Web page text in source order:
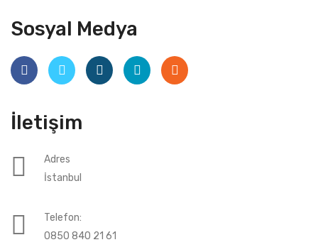
Sosyal Medya
İletişim
Adres
İstanbul
Telefon:
0850 840 21 61